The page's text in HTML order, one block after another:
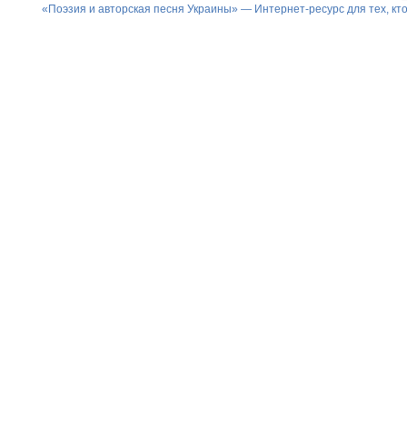
«Поэзия и авторская песня Украины» — Интернет-ресурс для тех,